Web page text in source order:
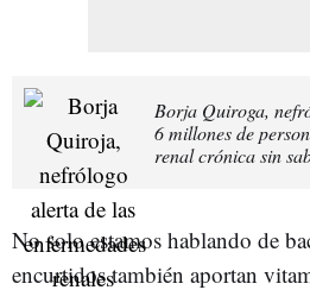
Borja Quiroga,
6 millones de
renal crónica sin
No solo estamos hablando de
encurtidos también aportan